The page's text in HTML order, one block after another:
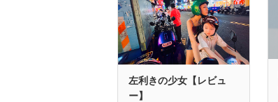
左利きの少女【レビュ
ー】